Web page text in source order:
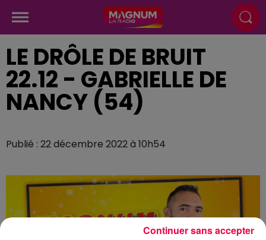
LE DRÔLE DE BRUIT
22.12 - GABRIELLE DE
NANCY (54)
Publié : 22 décembre 2022 à 10h54
Continuer sans accepter